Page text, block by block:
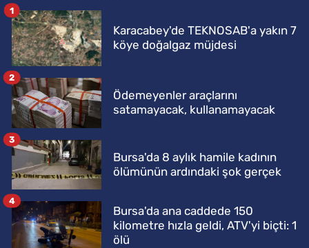
Karacabey'de TEKNOSAB'a yakın 7
köye doğalgaz müjdesi
1
Ödemeyenler araçlarını
satamayacak, kullanamayacak
2
Bursa'da 8 aylık hamile kadının
ölümünün ardındaki şok gerçek
3
Bursa'da ana caddede 150
kilometre hızla geldi, ATV'yi biçti: 1
ölü
4